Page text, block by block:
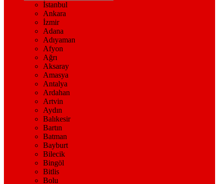
İstanbul
Ankara
İzmir
Adana
Adıyaman
Afyon
Ağrı
Aksaray
Amasya
Antalya
Ardahan
Artvin
Aydın
Balıkesir
Bartın
Batman
Bayburt
Bilecik
Bingöl
Bitlis
Bolu